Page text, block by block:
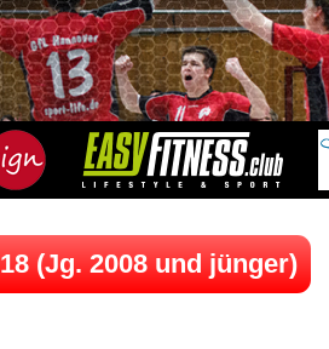
(Jg. 2008 und jünger)